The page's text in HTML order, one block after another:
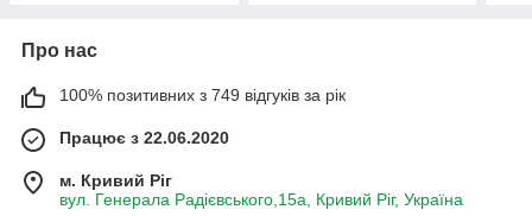
Про нас
100% позитивних з 749 відгуків за рік
Працює з 22.06.2020
м. Кривий Ріг
вул. Генерала Радієвського,15а, Кривий Ріг, Україна